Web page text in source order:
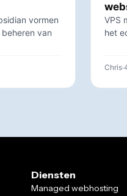
vormen
van
VPS
het
Chris
Diensten
Managed webhosting